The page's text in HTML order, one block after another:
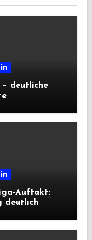
deutliche
Auftakt:
deutlich